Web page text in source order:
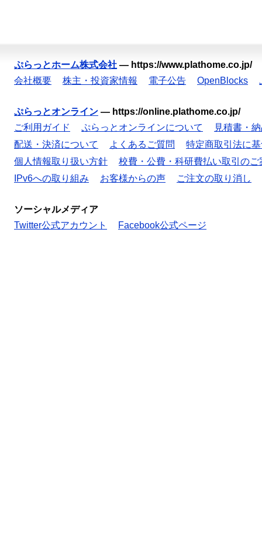
ぷらっとホーム株式会社 — https://www.plathome.co.jp/
会社概要
株主・投資家情報 電子公告 OpenBlocks
ぷらっとオンライン — https://online.plathome.co.jp/
ご利用ガイド
ぷらっとオンラインについて
見積書・
配送・決済について
よくあるご質問
特定商取引法に
個人情報取り扱い方針
校費・公費・科研費払い取引のご
IPv6への取り組み
お客様からの声 ご注文の取り消し
ソーシャルメディア
Twitter公式アカウント
Facebook公式ページ